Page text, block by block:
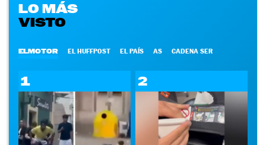
LO MÁS
VISTO
ELMOTOR EL HUFFPOST EL PAÍS AS CADENA SER
1 2